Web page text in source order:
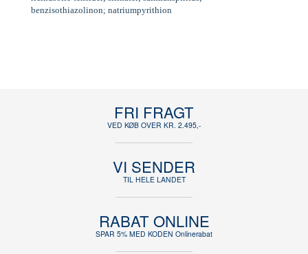
benzisothiazolinon; natriumpyrithion
FRI FRAGT
VED KØB OVER KR. 2.495,-
VI SENDER
TIL HELE LANDET
RABAT ONLINE
SPAR 5% MED KODEN Onlinerabat